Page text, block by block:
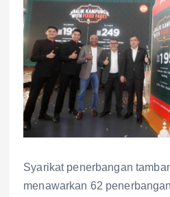
Syarikat penerbangan
menawarkan 62